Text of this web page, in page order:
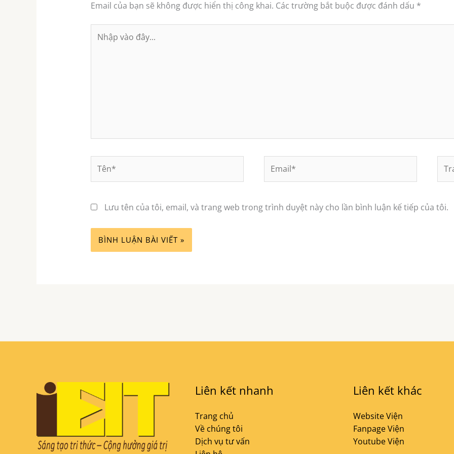
Email của bạn sẽ không được hiển thị công khai. Các trường bắt buộc được đánh dấu *
vào
web
Lưu tên của tôi, email, và trang web trong trình duyệt này cho lần bình luận kế tiếp của tôi.
Liên kết nhanh
Trang chủ
Về chúng tôi
Dịch vụ tư vấn
Liên kết khác
Website Viện
Fanpage Viện
Youtube Viện